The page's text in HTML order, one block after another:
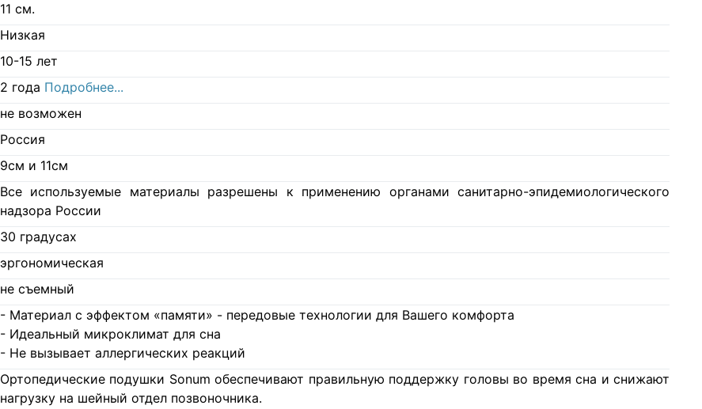
11 см.
Низкая
10-15 лет
2 года Подробнее...
не возможен
Россия
9см и 11см
Все используемые материалы разрешены к применению органами санитарно-эпидемиологического
надзора России
30 градусах
эргономическая
не съемный
- Материал с эффектом «памяти» - передовые технологии для Вашего комфорта
- Идеальный микроклимат для сна
- Не вызывает аллергических реакций
Ортопедические подушки Sonum обеспечивают правильную поддержку головы во время сна и снижают
нагрузку на шейный отдел позвоночника.